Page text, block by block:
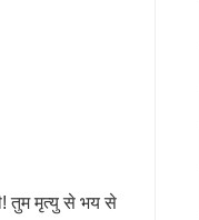
तुम मृत्यु से भय से